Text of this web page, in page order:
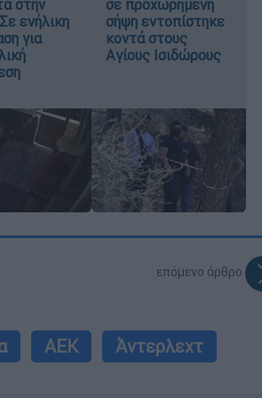
στην
ενήλικη
για
σε προχωρημένη
σήψη εντοπίστηκε
κοντά στους
Αγίους Ισιδώρους
επόμενο άρθρο
ΑΕΚ Άντερλεχτ